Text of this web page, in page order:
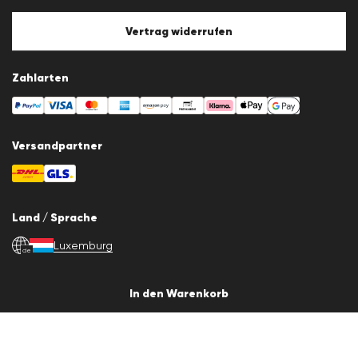
In den Warenkorb
Cookie-Policy
Cookie-EinstellungenVertrag widerrufen
Zahlarten
Versandpartner
Land / Sprache
de Luxemburg
© 2026 LLOYD Lifestyle GmbH